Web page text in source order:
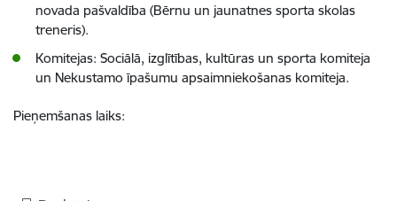
novada pašvaldība (Bērnu un jaunatnes sporta skolas
treneris).
Komitejas: Sociālā, izglītības, kultūras un sporta komiteja
un Nekustamo īpašumu apsaimniekošanas komiteja.
Pieņemšanas laiks: